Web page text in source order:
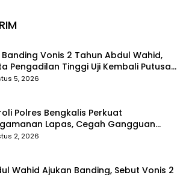
Banding Vonis 2 Tahun Abdul Wahid,
Pengadilan Tinggi Uji Kembali Putusan
5, 2026
Polres Bengkalis Perkuat
Lapas, Cegah Gangguan
Sejak Dini
2, 2026
Wahid Ajukan Banding, Sebut Vonis 2